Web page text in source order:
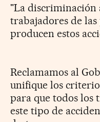
"La discriminación
trabajadores de las
producen estos
Reclamamos al
unifique los
para que todos los
este tipo de